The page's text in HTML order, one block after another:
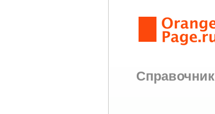
Справочник